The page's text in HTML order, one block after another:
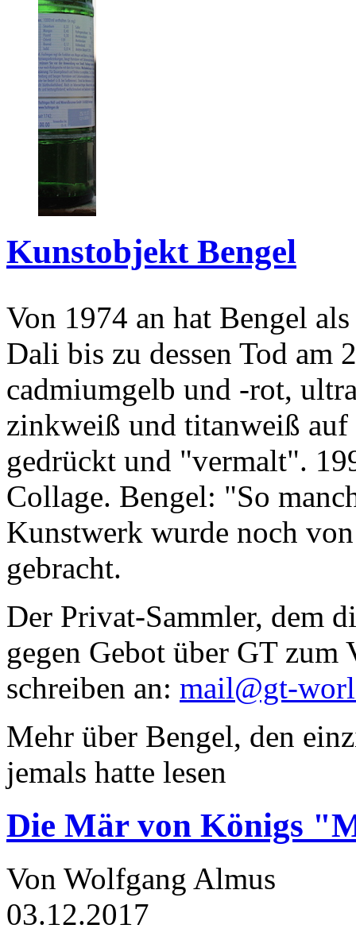
Kunstobjekt Bengel
Von 1974 an hat Bengel
Dali bis zu dessen Tod am
cadmiumgelb und -rot,
zinkweiß und titanweiß
gedrückt und "vermalt".
Collage. Bengel: "So
Kunstwerk wurde noch
gebracht.
Der Privat-Sammler, dem
gegen Gebot über GT zum
schreiben an: mail@gt-
Mehr über Bengel, den
jemals hatte lesen
Die Mär von Königs
Von Wolfgang Almus
03.12.2017